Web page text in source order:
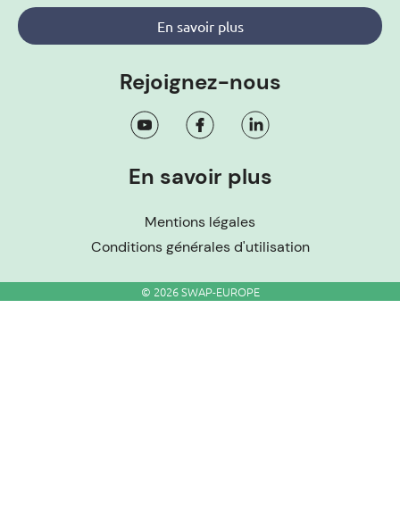
En savoir plus
Rejoignez-nous
En savoir plus
Mentions légales
Conditions générales d'utilisation
© 2026 SWAP-EUROPE